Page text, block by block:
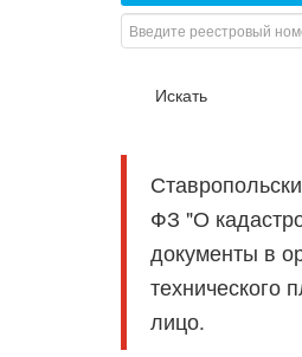
ФЗ "О
документы в
технического
лицо.